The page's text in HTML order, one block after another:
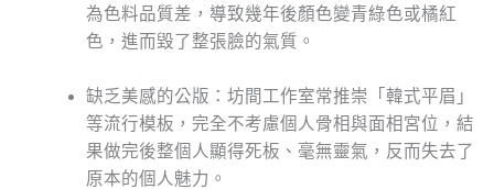
為色料品質差，導致幾年後顏色變青綠色或橘紅
色，進而毀了整張臉的氣質。
缺乏美感的公版：坊間工作室常推崇「韓式平眉」
等流行模板，完全不考慮個人骨相與面相宮位，結
果做完後整個人顯得死板、毫無靈氣，反而失去了
原本的個人魅力。